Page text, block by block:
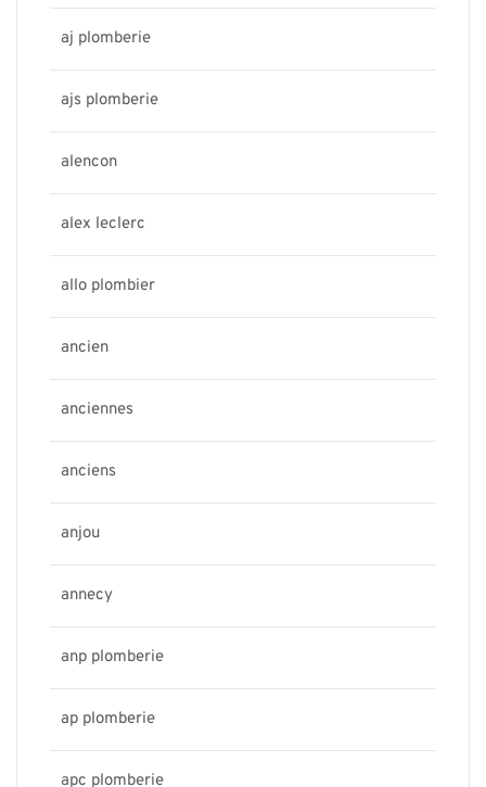
aj plomberie
ajs plomberie
alencon
alex leclerc
allo plombier
ancien
anciennes
anciens
anjou
annecy
anp plomberie
ap plomberie
apc plomberie